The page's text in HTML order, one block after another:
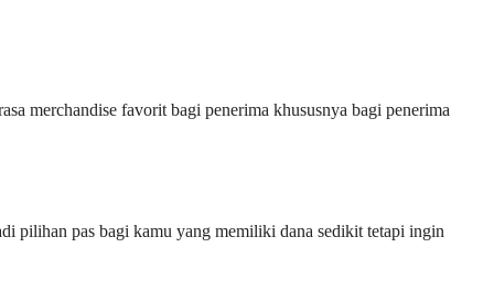
merchandise favorit bagi penerima khususnya bagi penerima
pilihan pas bagi kamu yang memiliki dana sedikit tetapi ingin